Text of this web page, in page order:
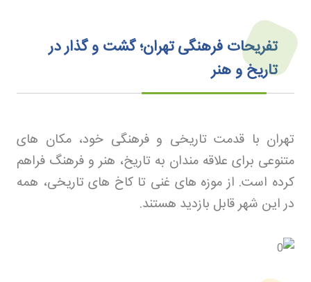
تفریحات فرهنگی تهران؛ گشت و گذار در
تاریخ و هنر
تهران با قدمت تاریخی و فرهنگی خود، مکان های
متنوعی برای علاقه مندان به تاریخ، هنر و فرهنگ فراهم
کرده است. از موزه های غنی تا کاخ های تاریخی، همه
در این شهر قابل بازدید هستند.